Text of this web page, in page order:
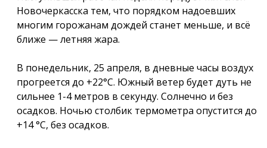
Новочеркасска тем, что порядком надоевших
многим горожанам дождей станет меньше, и всё
ближе — летняя жара.
В понедельник, 25 апреля, в дневные часы воздух
прогреется до +22°С. Южный ветер будет дуть не
сильнее 1-4 метров в секунду. Солнечно и без
осадков. Ночью столбик термометра опустится до
+14 °С, без осадков.